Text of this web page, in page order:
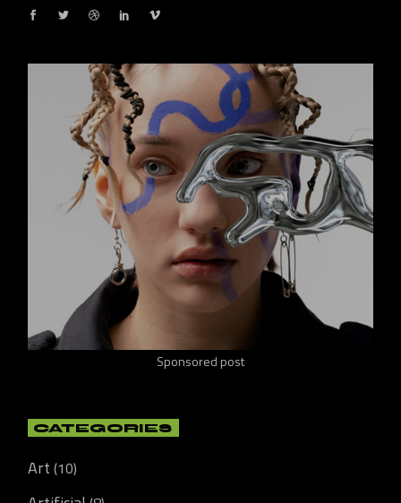
Sponsored post
CATEGORIES
Art (10)